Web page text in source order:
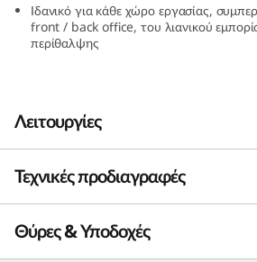
e
l
)
Ιδανικό για κάθε χώρο εργασίας,
front / back office, του λιανικού
περίθαλψης
Λειτουργίες
Μικρό αλλά γεμάτο
δυνατότητες
Ο ThinkCentre M70q 3 Tiny (Intel)
Τεχνικές προδιαγραφές
Θύρες & Υποδοχές